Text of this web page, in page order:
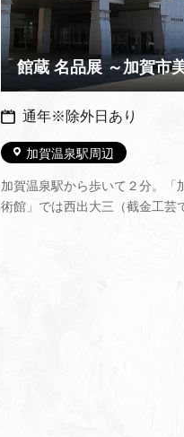
加賀温泉駅周辺
通年※除外日あり
加賀温泉駅から歩いて２分。「
術館」では西出大三（截金工芸